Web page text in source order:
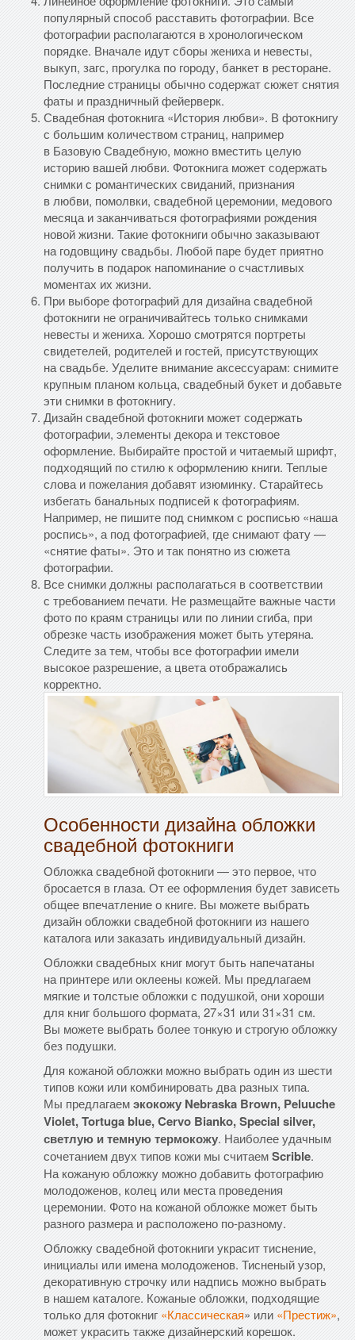
популярный способ расставить фотографии. Все
фотографии располагаются в хронологическом
порядке. Вначале идут сборы жениха и невесты,
выкуп, загс, прогулка по городу, банкет в ресторане.
Последние страницы обычно содержат сюжет снятия
фаты и праздничный фейерверк.
Свадебная фотокнига «История любви». В фотокнигу
с большим количеством страниц, например
в Базовую Свадебную, можно вместить целую
историю вашей любви. Фотокнига может содержать
снимки с романтических свиданий, признания
в любви, помолвки, свадебной церемонии, медового
месяца и заканчиваться фотографиями рождения
новой жизни. Такие фотокниги обычно заказывают
на годовщину свадьбы. Любой паре будет приятно
получить в подарок напоминание о счастливых
моментах их жизни.
При выборе фотографий для дизайна свадебной
фотокниги не ограничивайтесь только снимками
невесты и жениха. Хорошо смотрятся портреты
свидетелей, родителей и гостей, присутствующих
на свадьбе. Уделите внимание аксессуарам: снимите
крупным планом кольца, свадебный букет и добавьте
эти снимки в фотокнигу.
Дизайн свадебной фотокниги может содержать
фотографии, элементы декора и текстовое
оформление. Выбирайте простой и читаемый шрифт,
подходящий по стилю к оформлению книги. Теплые
слова и пожелания добавят изюминку. Старайтесь
избегать банальных подписей к фотографиям.
Например, не пишите под снимком с росписью «наша
роспись», а под фотографией, где снимают фату —
«снятие фаты». Это и так понятно из сюжета
фотографии.
Все снимки должны располагаться в соответствии
с требованием печати. Не размещайте важные части
фото по краям страницы или по линии сгиба, при
обрезке часть изображения может быть утеряна.
Следите за тем, чтобы все фотографии имели
высокое разрешение, а цвета отображались
корректно.
Особенности дизайна обложки
свадебной фотокниги
Обложка свадебной фотокниги — это первое, что
бросается в глаза. От ее оформления будет зависеть
общее впечатление о книге. Вы можете выбрать
дизайн обложки свадебной фотокниги из нашего
каталога или заказать индивидуальный дизайн.
Обложки свадебных книг могут быть напечатаны
на принтере или оклеены кожей. Мы предлагаем
мягкие и толстые обложки с подушкой, они хороши
для книг большого формата, 27×31 или 31×31 см.
Вы можете выбрать более тонкую и строгую обложку
без подушки.
Для кожаной обложки можно выбрать один из шести
типов кожи или комбинировать два разных типа.
Мы предлагаемэкокожу Nebraska Brown, Peluuche
Violet, Tortuga blue, Cervo Bianko, Special silver,
светлую и темную термокожу. Наиболее удачным
сочетанием двух типов кожи мы считаемScrible.
На кожаную обложку можно добавить фотографию
молодоженов, колец или места проведения
церемонии. Фото на кожаной обложке может быть
разного размера и расположено по-разному.
Обложку свадебной фотокниги украсит тиснение,
инициалы или имена молодоженов. Тисненый узор,
декоративную строчку или надпись можно выбрать
в нашем каталоге. Кожаные обложки, подходящие
только для фотокниг «Классическая» или «Престиж»,
может украсить также дизайнерский корешок.